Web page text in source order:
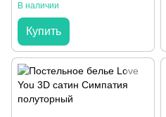
В наличии
Купить